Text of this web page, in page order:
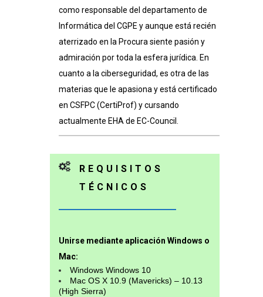
como responsable del departamento de
Informática del CGPE y aunque está recién
aterrizado en la Procura siente pasión y
admiración por toda la esfera jurídica. En
cuanto a la ciberseguridad, es otra de las
materias que le apasiona y está certificado
en CSFPC (CertiProf) y cursando
actualmente EHA de EC-Council.
REQUISITOS
TÉCNICOS
Unirse mediante aplicación Windows o
Mac:
Windows Windows 10
Mac OS X 10.9 (Mavericks) – 10.13
(High Sierra)